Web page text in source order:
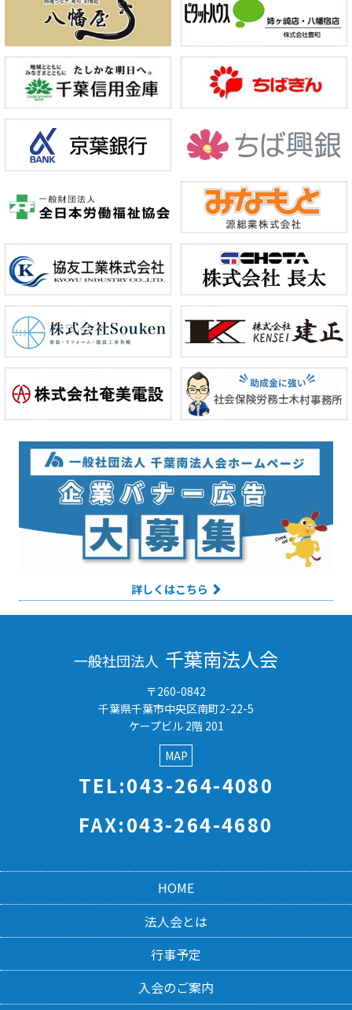
詳しくはこちら
一般社団法人 千葉南法人会
〒260-0842
千葉県千葉市中央区南町2-22-5
ケープビル 2階 201
MAP
TEL:043-264-4080
FAX:043-264-4680
HOME
法人会とは
行事予定
入会のご案内